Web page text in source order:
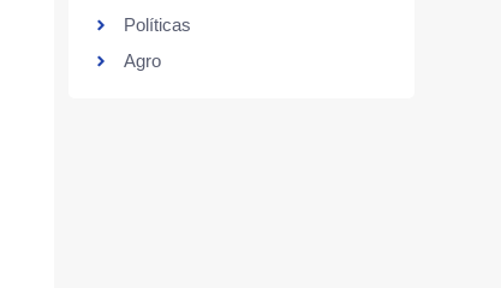
Políticas
Agro